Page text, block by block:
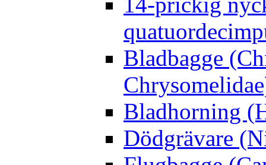
Bladbagge
Bladhorning
Dödgrävare